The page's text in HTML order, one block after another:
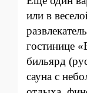
или в
гостинице
бильярд
сауна с